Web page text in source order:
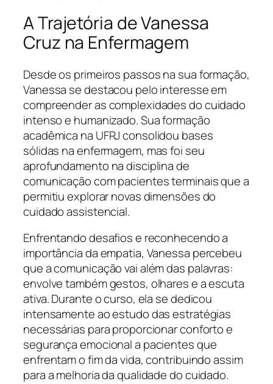
A Trajetória de Vanessa
Cruz na Enfermagem
Desde os primeiros passos na sua formação,
Vanessa se destacou pelo interesse em
compreender as complexidades do cuidado
intenso e humanizado. Sua formação
acadêmica na UFRJ consolidou bases
sólidas na enfermagem, mas foi seu
aprofundamento na disciplina de
comunicação com pacientes terminais que a
permitiu explorar novas dimensões do
cuidado assistencial.
Enfrentando desafios e reconhecendo a
importância da empatia, Vanessa percebeu
que a comunicação vai além das palavras:
envolve também gestos, olhares e a escuta
ativa. Durante o curso, ela se dedicou
intensamente ao estudo das estratégias
necessárias para proporcionar conforto e
segurança emocional a pacientes que
enfrentam o fim da vida, contribuindo assim
para a melhoria da qualidade do cuidado.